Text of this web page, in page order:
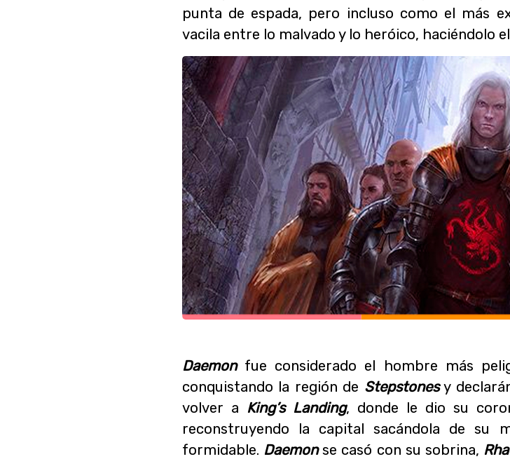
punta de espada, pero incluso como el más
vacila entre lo malvado y lo heróico, haciéndolo
Daemonfue considerado el hombre más
conquistando la región de Stepstonesy
volver a King’s Landing, donde le dio su
reconstruyendo la capital sacándola de su
formidable. Daemonse casó con su sobrina,